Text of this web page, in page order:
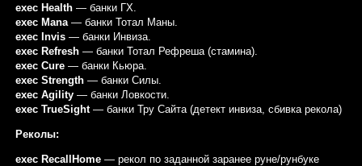
exec Health— банки ГХ.
exec Mana— банки Тотал Маны.
exec Invis— банки Инвиза.
exec Refresh— банки Тотал Рефреша (стамина).
exec Cure— банки Кьюра.
exec Strength— банки Силы.
exec Agility— банки Ловкости.
exec TrueSight— банки Тру Сайта (детект инвиза, сбивка рекола)
Реколы:
exec RecallHome— рекол по заданной заранее руне/рунбуке